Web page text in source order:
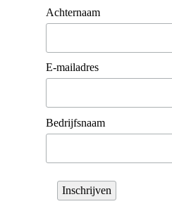
Achternaam
E-mailadres
Bedrijfsnaam